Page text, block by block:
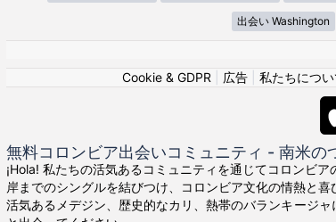
出会い Washington
Cookie & GDPR
広告| 私たちについ
無料コロンビア出会いコミュニティ - 南米の
¡Hola! 私たちの活気あるコミュニティを通じてコロンビ
岸までのシングルを結びつけ、コロンビア文化の情熱と喜
活気あるメデジン、歴史的なカリ、熱帯のバランキージ